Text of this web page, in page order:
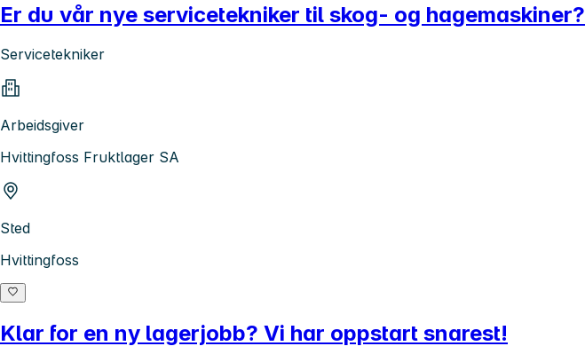
Er du vår nye servicetekniker til skog- og hagemaskiner?
Servicetekniker
Arbeidsgiver
Hvittingfoss Fruktlager SA
Sted
Hvittingfoss
Klar for en ny lagerjobb? Vi har oppstart snarest!